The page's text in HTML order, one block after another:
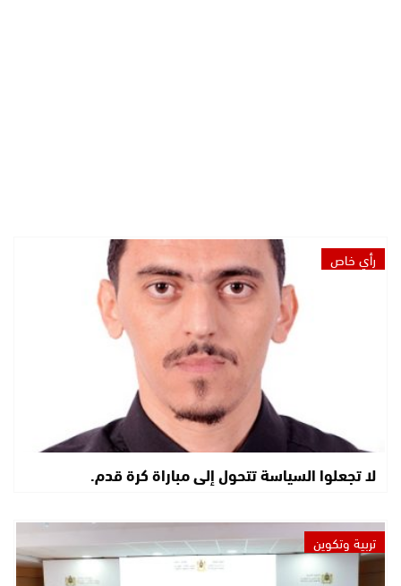
رأي خاص
لا تجعلوا السياسة تتحول إلى مباراة كرة قدم.
تربية وتكوين